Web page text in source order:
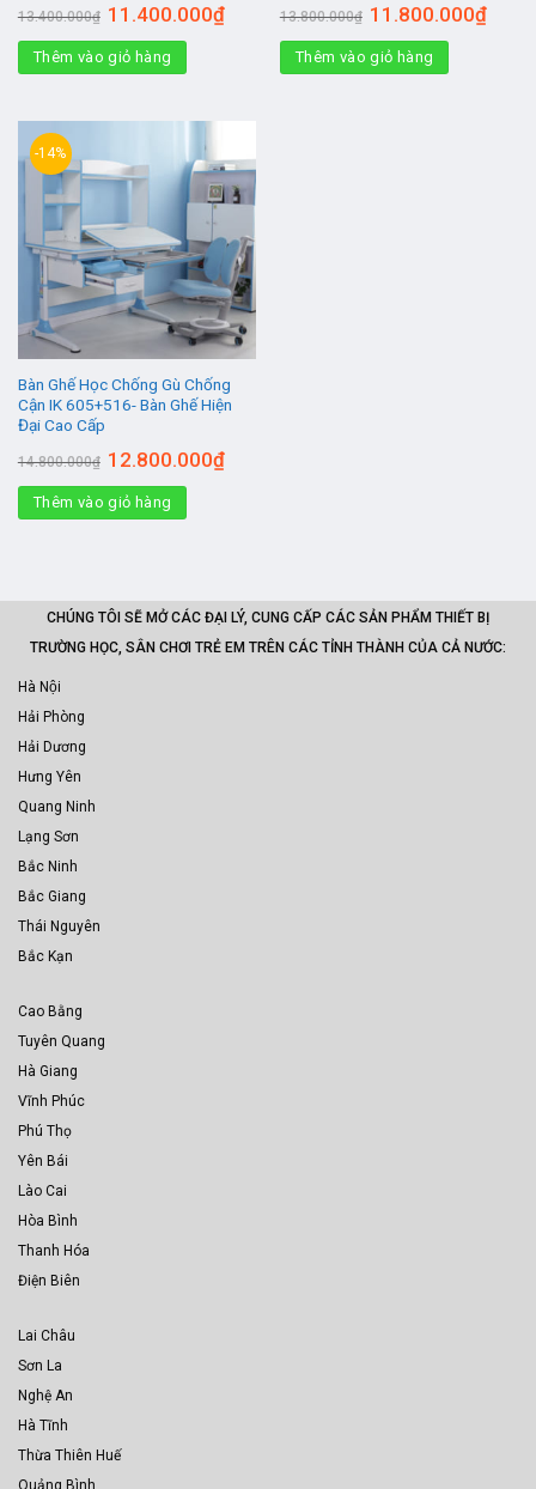
13.400.000₫ Giá
gốc
là:
13.400.000₫.
11.400.000₫Giá
11.400.000₫.
Thêm vào giỏ hàng
13.800.000₫ Giá
gốc
là:
13.800.000₫.
11.800.000₫Giá
Thêm vào giỏ hàng
-14%
Bàn Ghế Học Chống Gù Chống
Cận IK 605+516- Bàn Ghế Hiện
Đại Cao Cấp
14.800.000₫ Giá
gốc
là:
14.800.000₫.
12.800.000₫Giá
Thêm vào giỏ hàng
CHÚNG TÔI SẼ MỞ CÁC ĐẠI LÝ, CUNG CẤP CÁC SẢN PHẨM THIẾT BỊ
TRƯỜNG HỌC, SÂN CHƠI TRẺ EM TRÊN CÁC TỈNH THÀNH CỦA CẢ NƯỚC:
Hà Nội
Hải Phòng
Hải Dương
Hưng Yên
Quang Ninh
Lạng Sơn
Bắc Ninh
Bắc Giang
Thái Nguyên
Bắc Kạn
Cao Bằng
Tuyên Quang
Hà Giang
Vĩnh Phúc
Phú Thọ
Yên Bái
Lào Cai
Hòa Bình
Thanh Hóa
Điện Biên
Lai Châu
Sơn La
Nghệ An
Hà Tĩnh
Thừa Thiên Huế
Quảng Bình